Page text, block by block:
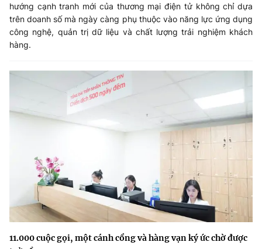
hướng cạnh tranh mới của thương mại điện tử không chỉ dựa
trên doanh số mà ngày càng phụ thuộc vào năng lực ứng dụng
công nghệ, quản trị dữ liệu và chất lượng trải nghiệm khách
hàng.
11.000 cuộc gọi, một cánh cổng và hàng vạn ký ức chờ được